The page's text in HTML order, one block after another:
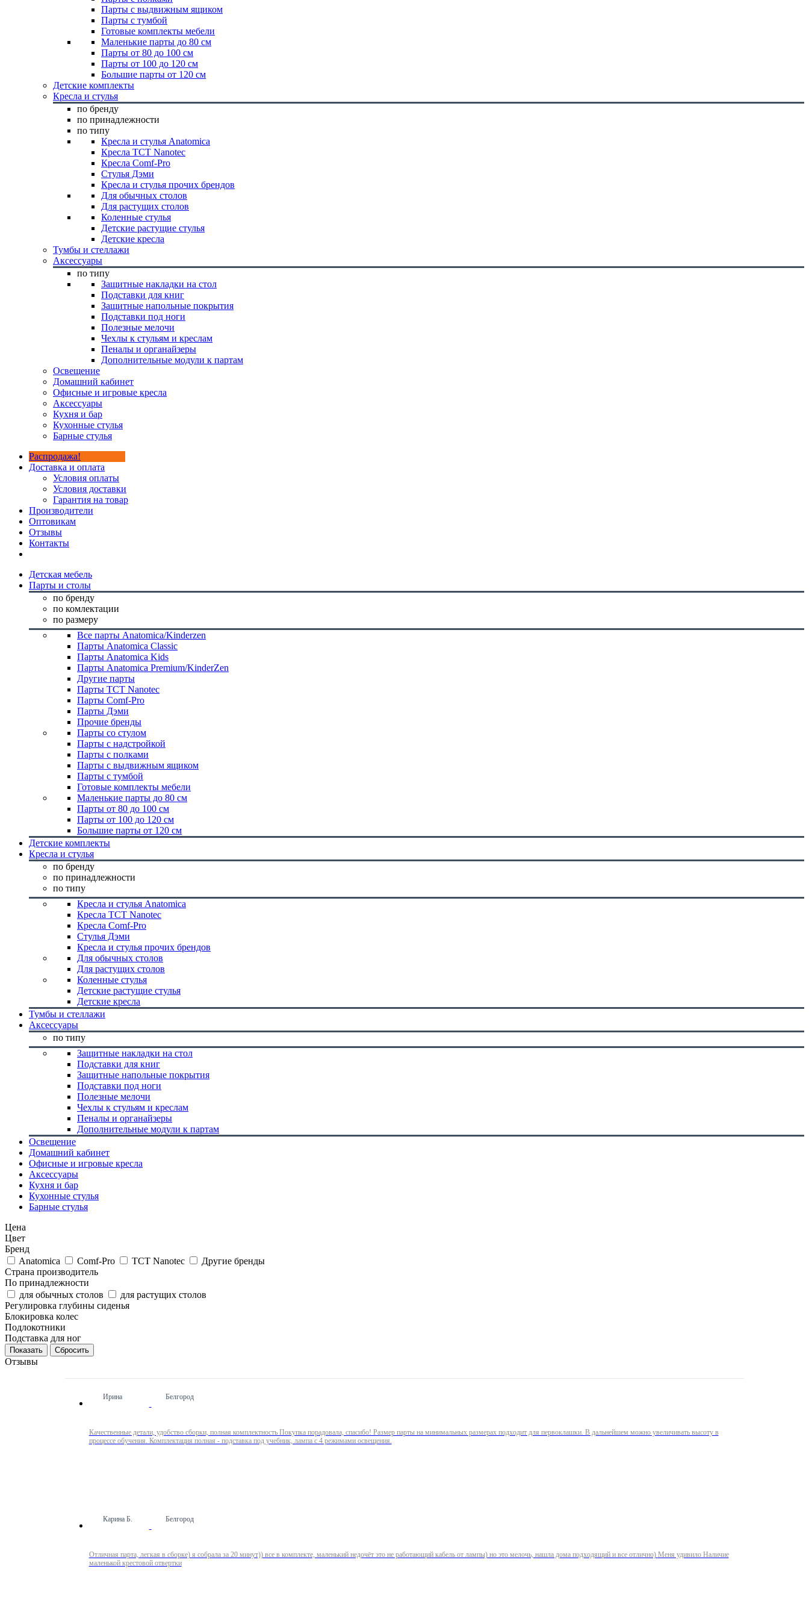
Парты с выдвижным ящиком
Парты с тумбой
Готовые комплекты мебели
Маленькие парты до 80 см
Парты от 80 до 100 см
Парты от 100 до 120 см
Большие парты от 120 см
Детские комплекты
Кресла и стулья
по бренду
по принадлежности
по типу
Кресла и стулья Anatomica
Кресла TCT Nanotec
Кресла Comf-Pro
Стулья Дэми
Кресла и стулья прочих брендов
Для обычных столов
Для растущих столов
Коленные стулья
Детские растущие стулья
Детские кресла
Тумбы и стеллажи
Аксессуары
по типу
Защитные накладки на стол
Подставки для книг
Защитные напольные покрытия
Подставки под ноги
Полезные мелочи
Чехлы к стульям и креслам
Пеналы и органайзеры
Дополнительные модули к партам
Освещение
Домашний кабинет
Офисные и игровые кресла
Аксессуары
Кухня и бар
Кухонные стулья
Барные стулья
Распродажа!
Доставка и оплата
Условия оплаты
Условия доставки
Гарантия на товар
Производители
Оптовикам
Отзывы
Контакты
Детская мебель
Парты и столы
по бренду
по комлектации
по размеру
Все парты Anatomica/Kinderzen
Парты Anatomica Classic
Парты Anatomica Kids
Парты Anatomica Premium/KinderZen
Другие парты
Парты TCT Nanotec
Парты Comf-Pro
Парты Дэми
Прочие бренды
Парты со стулом
Парты с надстройкой
Парты с полками
Парты с выдвижным ящиком
Парты с тумбой
Готовые комплекты мебели
Маленькие парты до 80 см
Парты от 80 до 100 см
Парты от 100 до 120 см
Большие парты от 120 см
Детские комплекты
Кресла и стулья
по бренду
по принадлежности
по типу
Кресла и стулья Anatomica
Кресла TCT Nanotec
Кресла Comf-Pro
Стулья Дэми
Кресла и стулья прочих брендов
Для обычных столов
Для растущих столов
Коленные стулья
Детские растущие стулья
Детские кресла
Тумбы и стеллажи
Аксессуары
по типу
Защитные накладки на стол
Подставки для книг
Защитные напольные покрытия
Подставки под ноги
Полезные мелочи
Чехлы к стульям и креслам
Пеналы и органайзеры
Дополнительные модули к партам
Освещение
Домашний кабинет
Офисные и игровые кресла
Аксессуары
Кухня и бар
Кухонные стулья
Барные стулья
Цена
Цвет
Бренд
Anatomica
Comf-Pro TCT Nanotec
Другие бренды
Страна производитель
По принадлежности
для обычных столов
для растущих столов
Регулировка глубины сиденья
Блокировка колес
Подлокотники
Подставка для ног
Сбросить
Отзывы
Ирина Белгород
Качественные детали, удобство сборки, полная комплектность Покупка порадовала, спасибо! Размер парты на минимальных размерах подходит для первоклашки. В дальнейшем можно увеличивать высоту в
процессе обучения. Комплектация полная - подставка под учебник, лампа с 4 режимами освещения.
Карина Б. Белгород
Отличная парта, легкая в сборке) я собрала за 20 минут)) все в комплекте, маленький недочёт это не работающий кабель от лампы) но это мелочь, нашла дома подходящий и все отлично) Меня удивило Наличие
маленькой крестовой отвертки